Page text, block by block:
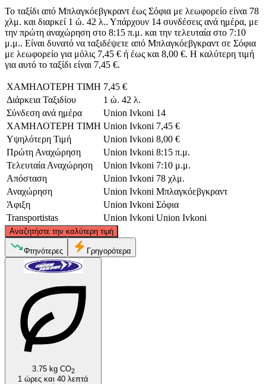
Το ταξίδι από Μπλαγκόεβγκραντ έως Σόφια με λεωφορείο είναι 78
χλμ. και διαρκεί 1 ώ. 42 λ.. Υπάρχουν 14 συνδέσεις ανά ημέρα, με
την πρώτη αναχώρηση στο 8:15 π.μ. και την τελευταία στο 7:10
μ.μ.. Είναι δυνατό να ταξιδέψετε από Μπλαγκόεβγκραντ σε Σόφια
με λεωφορείο για μόλις 7,45 € ή έως και 8,00 €. Η καλύτερη τιμή
για αυτό το ταξίδι είναι 7,45 €.
ΧΑΜΗΛΟΤΕΡΗ ΤΙΜΗ 7,45 €
Διάρκεια Ταξιδίου
1 ώ. 42 λ.
Σύνδεση ανά ημέρα
Union Ivkoni 14
ΧΑΜΗΛΟΤΕΡΗ ΤΙΜΗ Union Ivkoni 7,45 €
Υψηλότερη Τιμή
Union Ivkoni 8,00 €
Πρώτη Αναχώρηση
Union Ivkoni 8:15 π.μ.
Τελευταία Αναχώρηση
Union Ivkoni 7:10 μ.μ.
Απόσταση
Union Ivkoni 78 χλμ.
Αναχώρηση
Union Ivkoni Μπλαγκόεβγκραντ
Άφιξη
Union Ivkoni Σόφια
Transportistas
Union Ivkoni Union Ivkoni
Αναζητήστε την καλύτερη τιμή
©CARTO, ©OpenStreetMap
Φτηνότερες Γρηγορότερα
3.75 kg CO2
1 ώρες και 40 λεπτά